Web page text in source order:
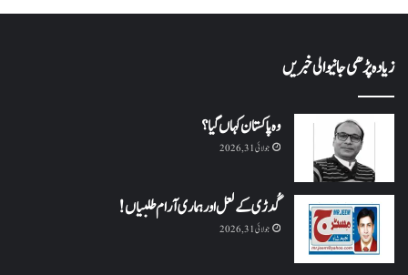
زیادہ پڑھی جانیوالی خبریں
وہ پاکستان کہاں گیا؟
جولائی 31, 2026
گُدڑی کے لعل اور ہماری آرام طلبیاں!
جولائی 31, 2026